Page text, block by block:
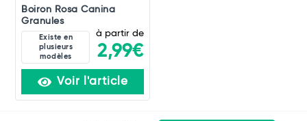
Boiron Rosa Canina
Granules
Existe en
plusieurs
modèles
à partir de
2,99€
Voir l'article